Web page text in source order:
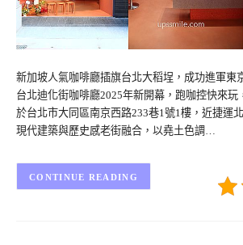
新加坡人氣咖啡廳插旗台北大稻埕，成功進軍東
台北迪化街咖啡廳2025年新開幕，跑咖控快來玩
於台北市大同區南京西路233巷1號1樓，近捷運
現代建築與歷史感老街融合，以堯土色調…
CONTINUE READING